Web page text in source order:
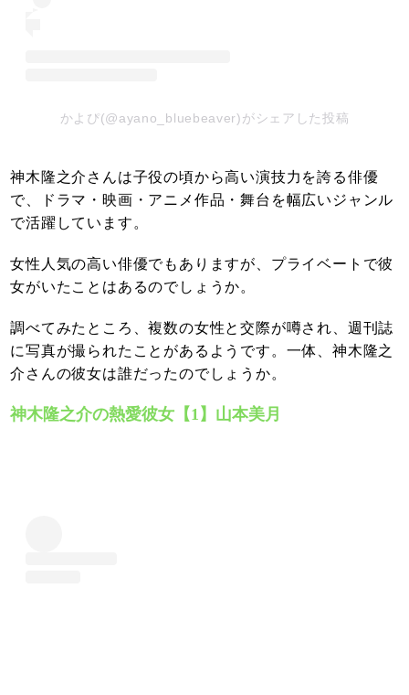
かよぴ(@ayano_bluebeaver)がシェアした投稿
神木隆之介さんは子役の頃から高い演技力を誇る俳優
で、ドラマ・映画・アニメ作品・舞台を幅広いジャンル
で活躍しています。
女性人気の高い俳優でもありますが、プライベートで彼
女がいたことはあるのでしょうか。
調べてみたところ、複数の女性と交際が噂され、週刊誌
に写真が撮られたことがあるようです。一体、神木隆之
介さんの彼女は誰だったのでしょうか。
神木隆之介の熱愛彼女【1】山本美月